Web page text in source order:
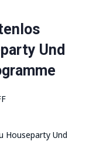
Und
Houseparty Und